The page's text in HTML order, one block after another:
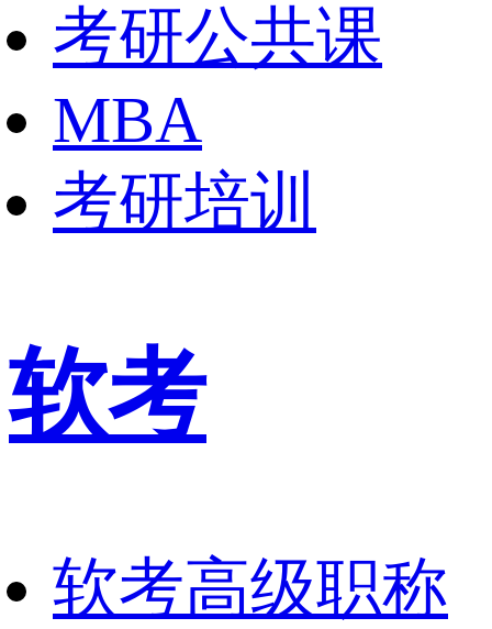
考研公共课
MBA
考研培训
软考
软考高级职称